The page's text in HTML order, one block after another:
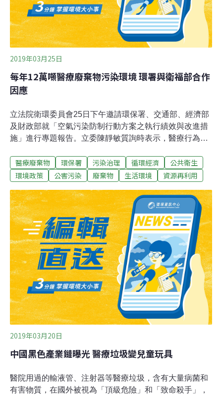
打擊整治涉醫療廢物和廢鉛蓄電池違法違規行為專項行
動，則分安排部署、摸排整治、重點抽查、總結通報四個
階段。
2019年03月25日
每年12萬噸醫療廢棄物污染環境 環署與衛福部合作
因應
立法院衛環委員會25日下午邀請環保署、交通部、經濟部
及財政部就「空氣污染防制行動方案之執行績效與改進措
施」進行專題報告。立委陳靜敏質詢時表示，醫療行為會
變質的藥品等，這些東西也會造成空氣、土壤、水源的污
染，但回收處理問題長期被忽視。陳靜敏說，世界衛生組
調查，國內醫療院所一年生產約12萬噸的醫療廢棄物，其
中申請回收再利用的卻不到9000噸。再以藥品為例，有調
查指出高達62%的民眾習慣存放沒吃完的藥、過期變質就
丟掉，從每年全民健保相關經費反推，每年有高達193公
噸的藥物被丟棄。環保署過去委託的調查就顯示，全台多
個檢測點都遭檢出有歐弗洒欣、頭孢類抗生素等藥物。對
此，環保署署長張子敬承諾，將盡快與衛福部聯繫，研議
強化醫療廢棄物處理的相關宣導、增加藥品回收據點等。
醫療廢棄物 環保署 污染治理 循環經濟
公共衛生
環境政策
公害污染 廢棄物 生活環境 資源再利用
2019年03月20日
中國黑色產業鏈曝光 醫療垃圾變兒童玩具
醫院用過的輸液管、注射器等醫療垃圾，含有大量病菌和
有害物質，在國外被視為「頂級危險」和「致命殺手」，